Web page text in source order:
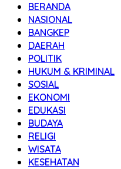
BERANDA
NASIONAL
BANGKEP
DAERAH
POLITIK
HUKUM & KRIMINAL
SOSIAL
EKONOMI
EDUKASI
BUDAYA
RELIGI
WISATA
KESEHATAN